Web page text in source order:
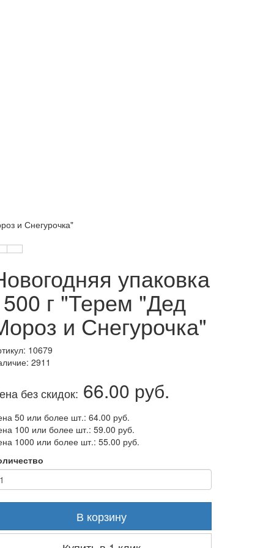
и Снегурочка"
упаковка
г "Терем "Дед
и Снегурочка"
10679
2911
без скидок: 66.00 руб.
50 или более шт.: 64.00 руб.
100 или более шт.: 59.00 руб.
1000 или более шт.: 55.00 руб.
В корзину